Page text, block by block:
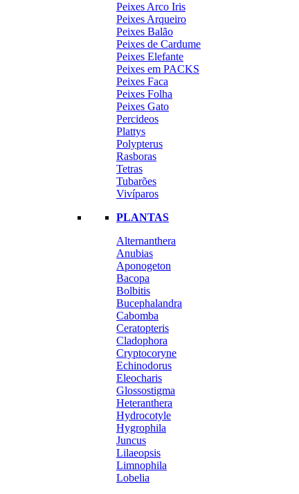
Peixes Arco Iris
Peixes Arqueiro
Peixes Balão
Peixes de Cardume
Peixes Elefante
Peixes em PACKS
Peixes Faca
Peixes Folha
Peixes Gato
Percideos
Plattys
Polypterus
Rasboras
Tetras
Tubarões
Vivíparos
PLANTAS
Alternanthera
Anubias
Aponogeton
Bacopa
Bolbitis
Bucephalandra
Cabomba
Ceratopteris
Cladophora
Cryptocoryne
Echinodorus
Eleocharis
Glossostigma
Heteranthera
Hydrocotyle
Hygrophila
Juncus
Lilaeopsis
Limnophila
Lobelia